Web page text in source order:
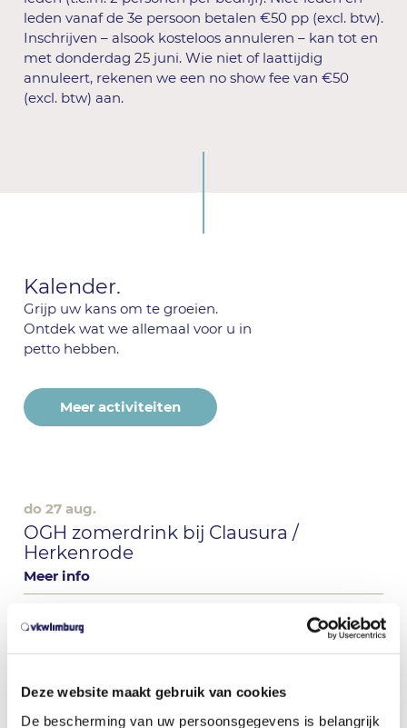
Deze website maakt gebruik van cookies
De bescherming van uw persoonsgegevens is belangrijk
leden vanaf de 3e persoon betalen €50 pp (excl. btw).
Inschrijven – alsook kosteloos annuleren – kan tot en
met donderdag 25 juni. Wie niet of laattijdig
annuleert, rekenen we een no show fee van €50
(excl. btw) aan.
Kalender.
Grijp uw kans om te groeien.
Ontdek wat we allemaal voor u in
petto hebben.
Meer activiteiten
do 27 aug.
OGH zomerdrink bij Clausura /
Herkenrode
Meer info
di 08 sep.
TRIOC On Tour - Peer
do 10 sep.